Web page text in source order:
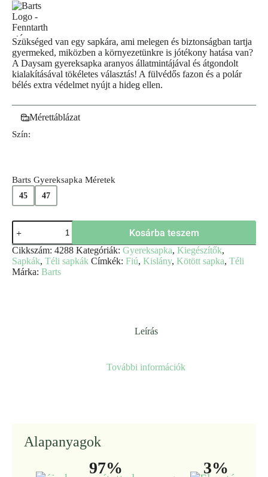
Szükséged van egy sapkára, ami melegen és biztonságban tartja
gyermeked, miközben a környezetünkre is jótékony hatása van?
A Daysam gyereksapka aranyos állatmintájával és átgondolt
kialakításával tökéletes választás! A fülvédős fazon és a polár
bélés extra védelmet nyújt a hideg ellen.
Mérettáblázat
Szín:
Barts Gyereksapka Méretek
45 47
Daysam
gyereksapka
-
Barts
mennyiség
Kosárba teszem
Cikkszám: 4288 Kategóriák: Gyereksapka, Kiegészítők,
Sapkák, Téli sapkák Címkék: Fiú, Kislány, Kötött sapka, Téli
Márka: Barts
Leírás
További információk
Alapanyagok
97% 3%